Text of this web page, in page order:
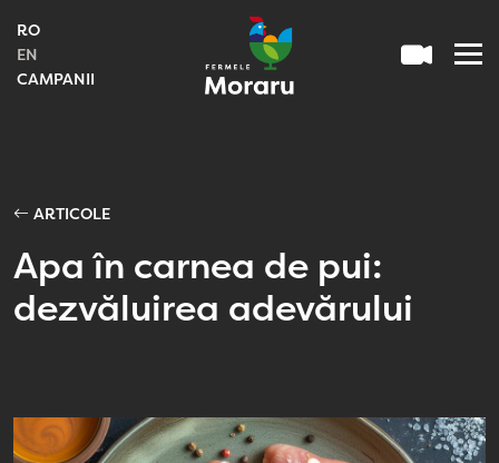
RO
EN
CAMPANII
ARTICOLE
Apa în carnea de pui:
dezvăluirea adevărului